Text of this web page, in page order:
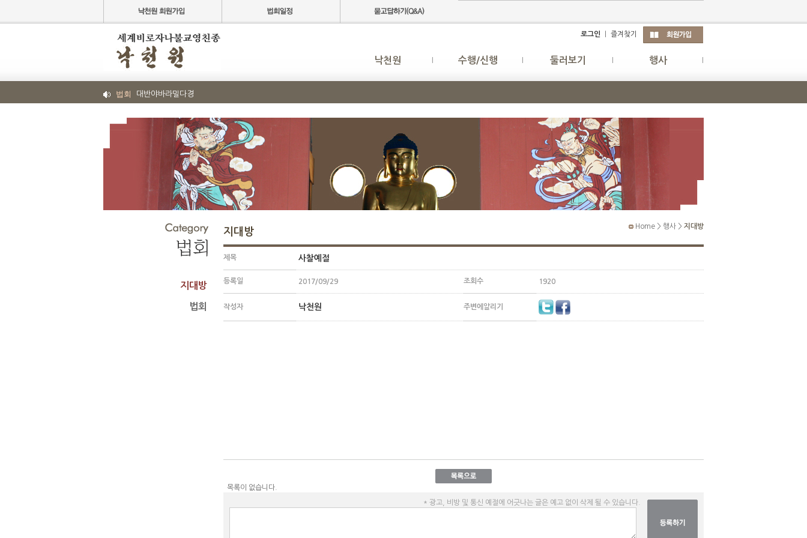
로그인 즐겨찾기
낙천원 수행/신행 둘러보기 행사
법회 대반야바라밀다경
지대방
법회
지대방 Home > 행사 > 지대방
제목 사찰예절
등록일 2017/09/29 조회수 1920
작성자 낙천원 주변에알리기
목록이 없습니다.
* 광고, 비방 및 통신 예절에 어긋나는 글은 예고 없이 삭제 될 수 있습니다.